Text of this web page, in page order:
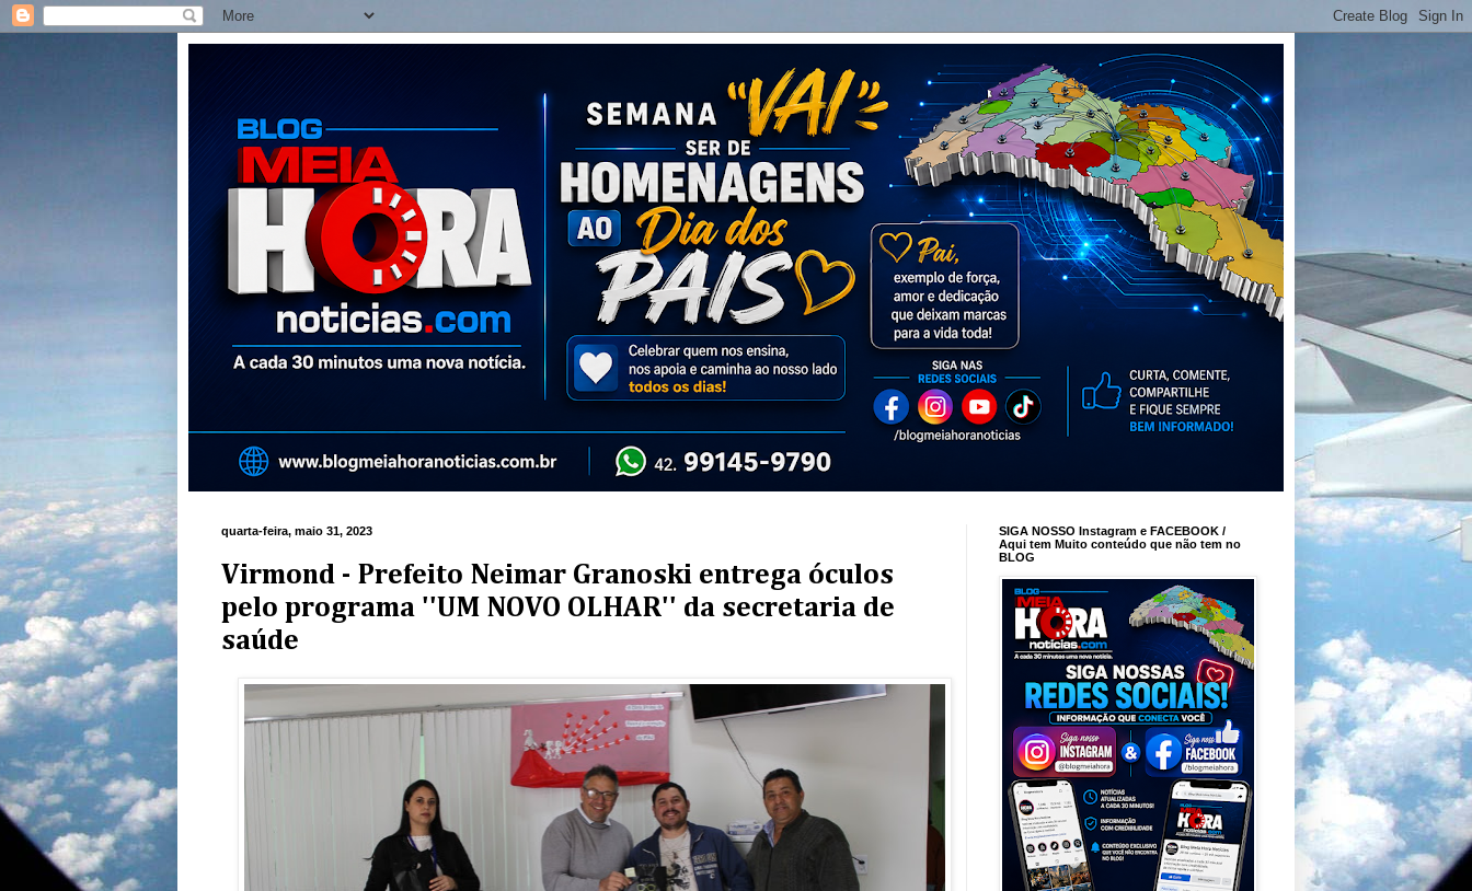
quarta-feira, maio 31, 2023
Virmond - Prefeito Neimar Granoski entrega óculos
pelo programa ''UM NOVO OLHAR'' da secretaria de
saúde
SIGA NOSSO Instagram e FACEBOOK /
Aqui tem Muito conteúdo que não tem no
BLOG